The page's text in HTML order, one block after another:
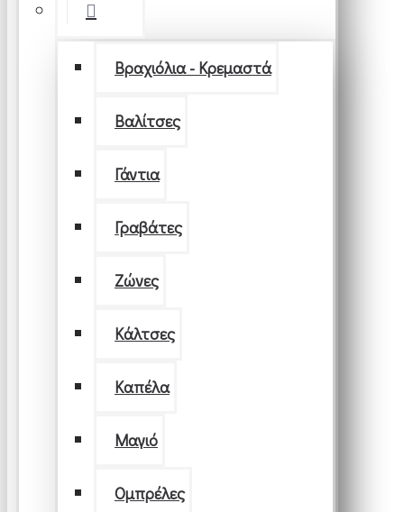
Βραχιόλια - Κρεμαστά
Βαλίτσες
Γάντια
Γραβάτες
Ζώνες
Κάλτσες
Καπέλα
Μαγιό
Ομπρέλες